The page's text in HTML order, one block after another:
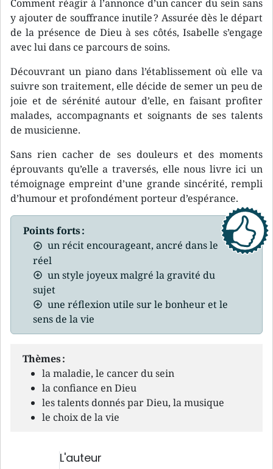
Comment réagir à l’annonce d’un cancer du sein sans
y ajouter de souffrance inutile ? Assurée dès le départ
de la présence de Dieu à ses côtés, Isabelle s’engage
avec lui dans ce parcours de soins.
Découvrant un piano dans l’établissement où elle va
suivre son traitement, elle décide de semer un peu de
joie et de sérénité autour d’elle, en faisant profiter
malades, accompagnants et soignants de ses talents
de musicienne.
Sans rien cacher de ses douleurs et des moments
éprouvants qu’elle a traversés, elle nous livre ici un
témoignage empreint d’une grande sincérité, rempli
d’humour et profondément porteur d’espérance.
Points forts :
un récit encourageant, ancré dans le
réel
un style joyeux malgré la gravité du
sujet
une réflexion utile sur le bonheur et le
sens de la vie
Thèmes :
la maladie, le cancer du sein
la confiance en Dieu
les talents donnés par Dieu, la musique
le choix de la vie
L'auteur